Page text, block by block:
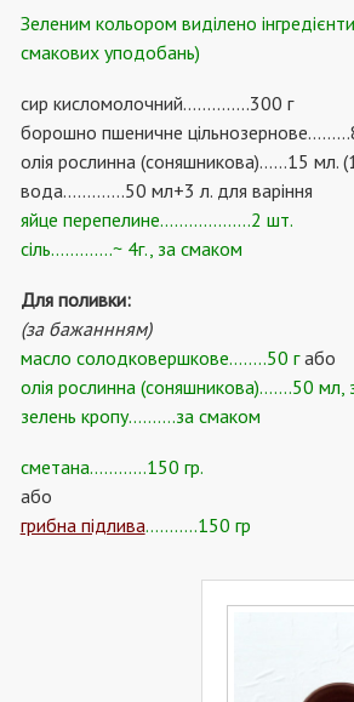
Зеленим кольором виділено
смакових уподобань)
сир кисломолочний…………..300 г
борошно пшеничне
олія рослинна (соняшникова)……15 мл.
вода………….50 мл+3 л. для варіння
яйце перепелине……………….2 шт.
сіль………….~ 4г., за смаком
Для поливки:
(за бажаннням)
масло солодковершкове……..50 габо
олія рослинна (соняшникова)…….50 мл,
зелень кропу……….за смаком
сметана…………150 гр.
або
грибна підлива………..150 гр